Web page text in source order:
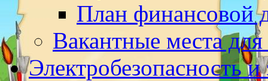
План финансовой
Вакантные места
Электробезопасность